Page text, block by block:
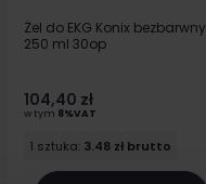
Żel do EKG Konix bezbarwny
250 ml 30op
104,40 zł
w tym 8%VAT
1 sztuka: 3.48 zł brutto